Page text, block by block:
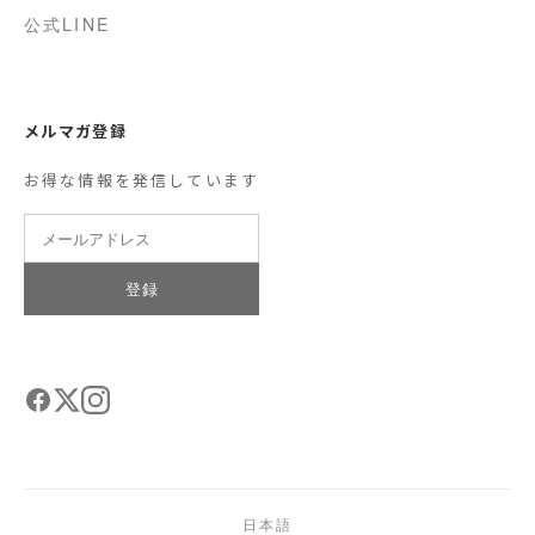
公式LINE
メルマガ登録
お得な情報を発信しています
登録
日本語